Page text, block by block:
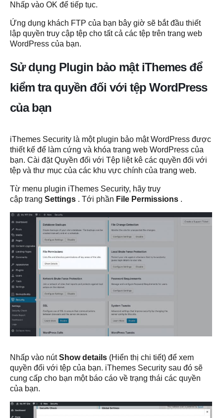
Nhấp vào OK để tiếp tục.
Ứng dụng khách FTP của bạn bây giờ sẽ bắt đầu thiết
lập quyền truy cập tệp cho tất cả các tệp trên trang web
WordPress của bạn.
Sử dụng Plugin bảo mật iThemes để
kiểm tra quyền đối với tệp WordPress
của bạn
iThemes Security là một plugin bảo mật WordPress được
thiết kế để làm cứng và khóa trang web WordPress của
bạn. Cài đặt Quyền đối với Tệp liệt kê các quyền đối với
tệp và thư mục của các khu vực chính của trang web.
Từ menu plugin iThemes Security, hãy truy
cập trang Settings . Tới phần File Permissions .
Nhấp vào nútShow details (Hiển thị chi tiết) để xem
quyền đối với tệp của bạn. iThemes Security sau đó sẽ
cung cấp cho bạn một báo cáo về trạng thái các quyền
của bạn.